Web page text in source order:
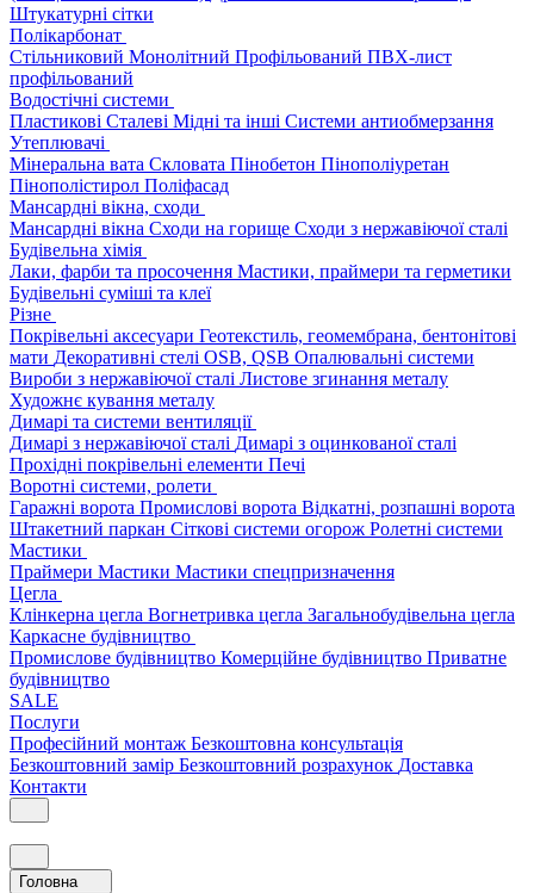
Штукатурні сітки
Полікарбонат
Стільниковий Монолітний Профільований ПВХ-лист
профільований
Водостічні системи
Пластикові Сталеві Мідні та інші Системи антиобмерзання
Утеплювачі
Мінеральна вата Скловата Пінобетон Пінополіуретан
Пінополістирол Поліфасад
Мансардні вікна, сходи
Мансардні вікна Сходи на горище Сходи з нержавіючої сталі
Будівельна хімія
Лаки, фарби та просочення Мастики, праймери та герметики
Будівельні суміші та клеї
Різне
Покрівельні аксесуари Геотекстиль, геомембрана, бентонітові
мати Декоративні стелі OSB, QSB Опалювальні системи
Вироби з нержавіючої сталі Листове згинання металу
Художнє кування металу
Димарі та системи вентиляції
Димарі з нержавіючої сталі Димарі з оцинкованої сталі
Прохідні покрівельні елементи Печі
Воротні системи, ролети
Гаражні ворота Промислові ворота Відкатні, розпашні ворота
Штакетний паркан Сіткові системи огорож Ролетні системи
Мастики
Праймери Мастики Мастики спецпризначення
Цегла
Клінкерна цегла Вогнетривка цегла Загальнобудівельна цегла
Каркасне будівництво
Промислове будівництво Комерційне будівництво Приватне
будівництво
SALE
Послуги
Професійний монтаж Безкоштовна консультація
Безкоштовний замір Безкоштовний розрахунок Доставка
Контакти
Головна